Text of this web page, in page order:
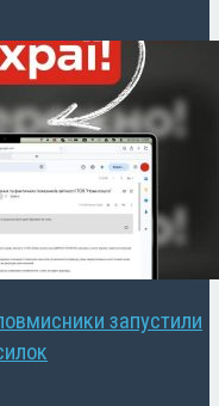
запустили